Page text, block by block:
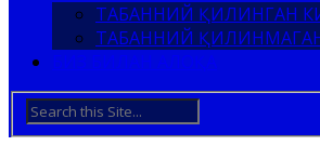
ТАБАННИЙ ҚИЛИНГАН
ТАБАННИЙ